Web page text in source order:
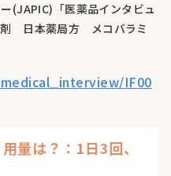
(JAPIC)「医薬品インタビュ
剤 日本薬局方 メコバラミ
IF00
量は？：1日3回、